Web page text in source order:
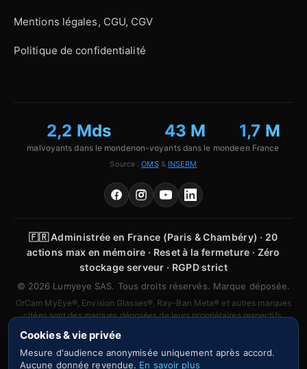
Mentions légales, CGU, CGV
Politique de confidentialité
2,2 Mds
malvoyants dans le monde
43 M
non-voyants dans le monde
1,7 M
en France
Source :OMS& INSERM
🇫🇷Administrée en France (Paris & Chambéry) · 20
actions max en mémoire · Reset à la fermeture · Zéro
stockage serveur · RGPD strict
© 2026 Lumyeye SAS. Tous droits réservés. Marque déposée.
OrCam MyEye®, Envision Glasses®, Ray-Ban Meta® et autres marques
citées sont des marques déposées de leurs propriétaires respectifs.
Cookies & vie privée
Mesure d'audience anonymisée uniquement après accord.
Aucune donnée revendue. En savoir plus